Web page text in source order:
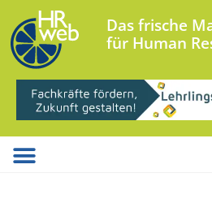
Das frische
für Human